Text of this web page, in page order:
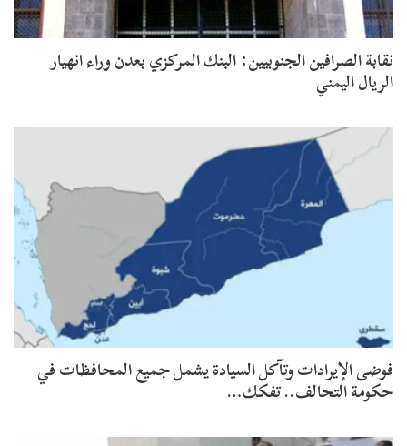
نقابة الصرافين الجنوبيين: البنك المركزي بعدن وراء انهيار
الريال اليمني
فوضى الإيرادات وتآكل السيادة يشمل جميع المحافظات في
حكومة التحالف.. تفكك…